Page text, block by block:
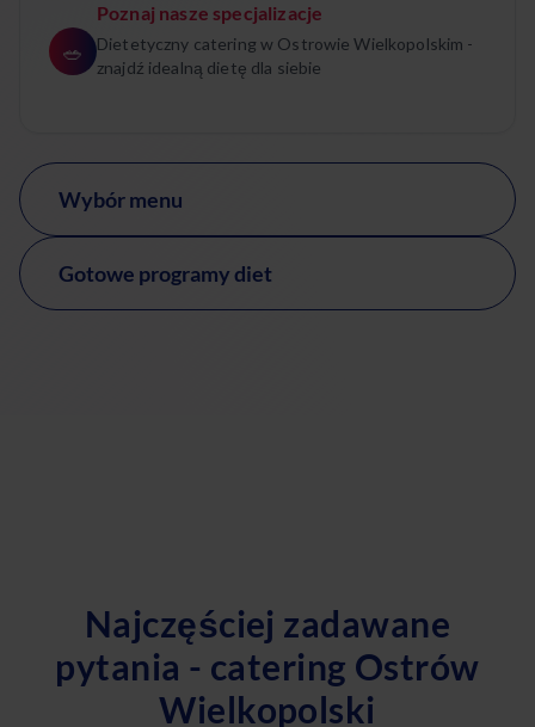
🥗
Poznaj nasze specjalizacje
Dietetyczny catering w Ostrowie Wielkopolskim -
znajdź idealną dietę dla siebie
Wybór menu
Gotowe programy diet
Najczęściej zadawane
pytania - catering Ostrów
Wielkopolski